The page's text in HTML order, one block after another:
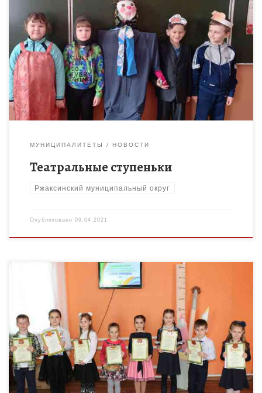
9 апреля на занятии объединения дополнительного
образования «Театральные ступеньки» МБОУ «Ржаксинская
СОШ №2 им. Г.А. Пономарёва» (руководитель Калмыкова Н.Б.)
дети изучили тему «Сочиняем новую сказку». […]
МУНИЦИПАЛИТЕТЫ НОВОСТИ
Театральные ступеньки
Ржаксинский муниципальный округ
Опубликовано 09.04.2021
Сегодня, 9 апреля 2021 года, в Доме детского творчества
Мичуринского района прошло награждение победителей
муниципального этапа VI областного конкурса одаренных
детей систем дошкольного и дополнительного […]